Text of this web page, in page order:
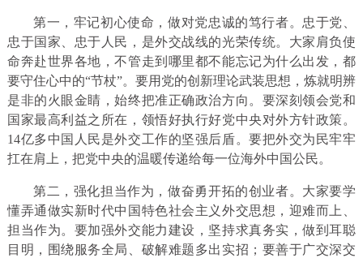
第一，牢记初心使命，做对党忠诚的笃行者。忠于党、
忠于国家、忠于人民，是外交战线的光荣传统。大家肩负使
命奔赴世界各地，不管走到哪里都不能忘记为什么出发，都
要守住心中的“节杖”。要用党的创新理论武装思想，炼就明辨
是非的火眼金睛，始终把准正确政治方向。要深刻领会党和
国家最高利益之所在，领悟好执行好党中央对外方针政策。
14亿多中国人民是外交工作的坚强后盾。要把外交为民牢牢
扛在肩上，把党中央的温暖传递给每一位海外中国公民。
第二，强化担当作为，做奋勇开拓的创业者。大家要学
懂弄通做实新时代中国特色社会主义外交思想，迎难而上、
担当作为。要加强外交能力建设，坚持求真务实，做到耳聪
目明，围绕服务全局、破解难题多出实招；要善于广交深交